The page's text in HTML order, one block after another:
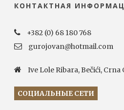
КОНТАКТНАЯ
+382 (0) 68 180 768
gurojovan@hotmail.com
Ive Lole Ribara, Bečići, Crna
СОЦИАЛЬНЫЕ СЕТИ